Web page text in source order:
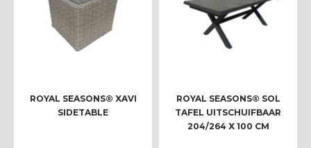
ROYAL SEASONS® XAVI
SIDETABLE
ROYAL SEASONS® SOL
TAFEL UITSCHUIFBAAR
204/264 X 100 CM